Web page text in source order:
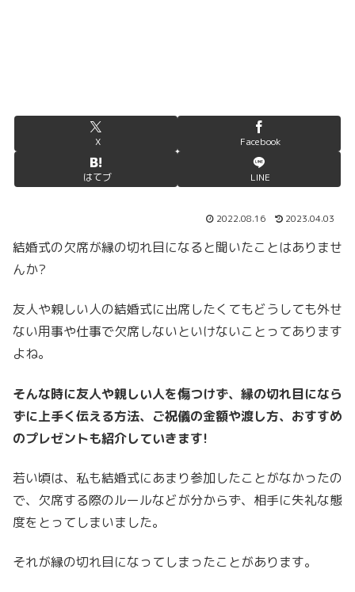
X Facebook
はてブ LINE
2022.08.16 2023.04.03
結婚式の欠席が縁の切れ目になると聞いたことはありませ
んか?
友人や親しい人の結婚式に出席したくてもどうしても外せ
ない用事や仕事で欠席しないといけないことってあります
よね。
そんな時に友人や親しい人を傷つけず、縁の切れ目になら
ずに上手く伝える方法、ご祝儀の金額や渡し方、おすすめ
のプレゼントも紹介していきます!
若い頃は、私も結婚式にあまり参加したことがなかったの
で、欠席する際のルールなどが分からず、相手に失礼な態
度をとってしまいました。
それが縁の切れ目になってしまったことがあります。